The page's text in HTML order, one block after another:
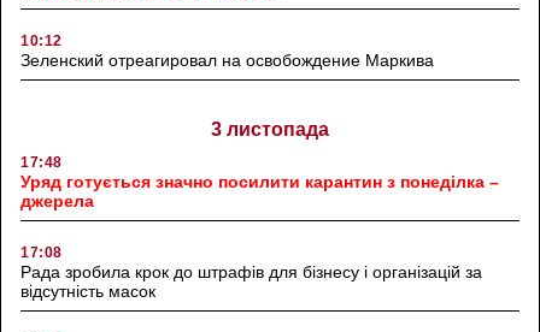
10:12
Зеленский отреагировал на освобождение Маркива
3 листопада
17:48
Уряд готується значно посилити карантин з понеділка –
джерела
17:08
Рада зробила крок до штрафів для бізнесу і організацій за
відсутність масок